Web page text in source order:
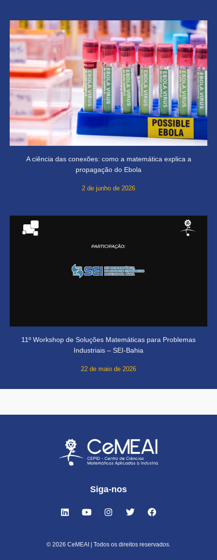
A ciência das conexões: como a matemática explica a
propagação do Ebola
2 de junho de 2026
11º Workshop de Soluções Matemáticas para Problemas
Industriais – SEI-Bahia
22 de maio de 2026
Siga-nos
© 2026 CeMEAI | Todos os direitos reservados.